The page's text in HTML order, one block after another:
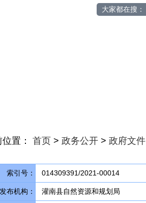
大家都在搜：
置： 首页 > 政务公开 > 政府文件
索引号： 014309391/2021-00014
发布机构： 灌南县自然资源和规划局